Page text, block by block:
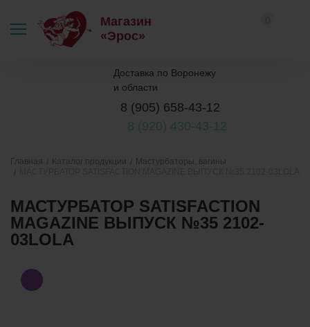
Магазин
«Эрос»
Доставка по Воронежу
и области
8 (905) 658-43-12
8 (920) 430-43-12
Главная Каталог продукции
Мастурбаторы, вагины
МАСТУРБАТОР SATISFACTION
MAGAZINE ВЫПУСК №35 2102-
03LOLA